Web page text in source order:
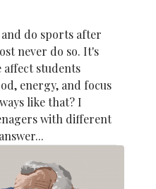
do sports after
never do so. It's
students
energy, and focus
like that? I
with different